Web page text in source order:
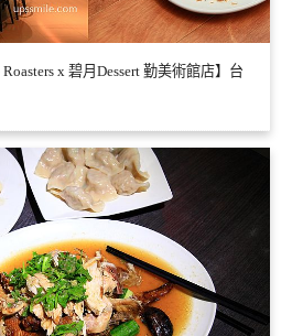
x 碧月Dessert 勤美術館店】台